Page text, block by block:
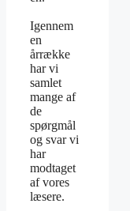
Igennem
en
årrække
har vi
samlet
mange af
de
spørgmål
og svar vi
har
modtaget
af vores
læsere.